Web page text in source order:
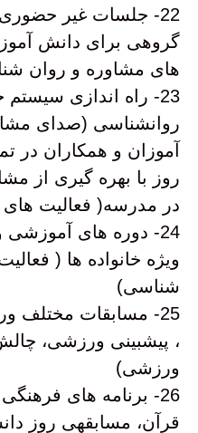
22- جلسات غیر
گروهی برای دانش
های مشاوره و روان
23- راه اندازی
روانشناسی (صدای
آموزان و همکاران در
روز با بهره گیری از
در مدرسه( فعالیت
24- دوره های
ویژه خانواده ها (
شناسی)
25- مسابقات مختلف
، پیشبینی ورزشی،
ورزشی)
26- برنامه های
قرآن، مسابقهی روز